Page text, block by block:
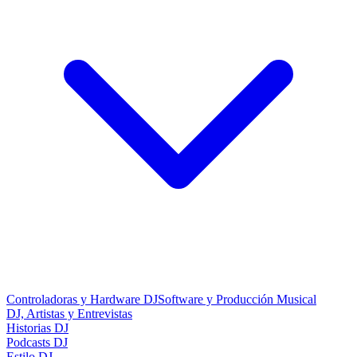
Controladoras y Hardware DJSoftware y Producción Musical
DJ, Artistas y Entrevistas
Historias DJ
Podcasts DJ